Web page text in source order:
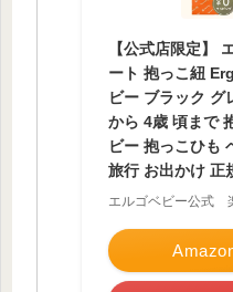
【公式店限定】
ート 抱っこ紐
ビー ブラック グ
から 4歳 頃まで
ビー 抱っこひも
旅行 お出かけ 正
エルゴベビー公式